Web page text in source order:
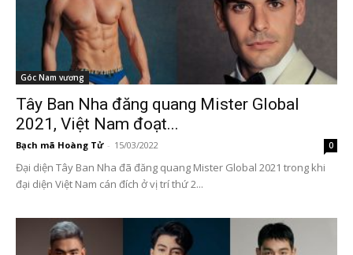
Góc Nam vương
Tây Ban Nha đăng quang Mister Global
2021, Việt Nam đoạt...
Bạch mã Hoàng Tử - 15/03/2022 0
Đại diện Tây Ban Nha đã đăng quang Mister Global 2021 trong khi
đại diện Việt Nam cán đích ở vị trí thứ 2...